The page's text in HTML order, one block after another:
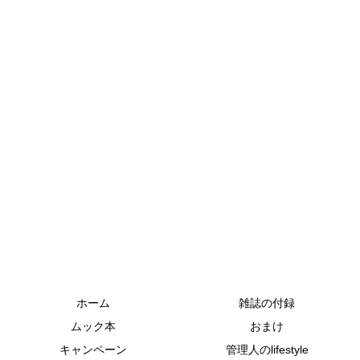
ホーム
雑誌の付録
ムック本
おまけ
キャンペーン
管理人のlifestyle